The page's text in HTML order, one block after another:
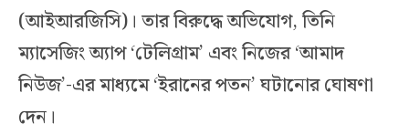
(আইআরজিসি)। তার বিরুদ্ধে অভিযোগ, তিনি
ম্যাসেজিং অ্যাপ ‘টেলিগ্রাম’ এবং নিজের ‘আমাদ
নিউজ’-এর মাধ্যমে ‘ইরানের পতন’ ঘটানোর ঘোষণা
দেন।